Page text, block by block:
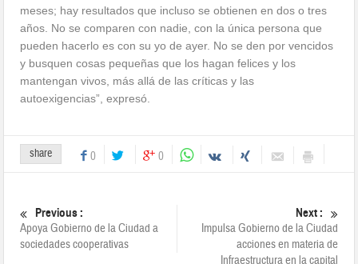
meses; hay resultados que incluso se obtienen en dos o tres
años. No se comparen con nadie, con la única persona que
pueden hacerlo es con su yo de ayer. No se den por vencidos
y busquen cosas pequeñas que los hagan felices y los
mantengan vivos, más allá de las críticas y las
autoexigencias”, expresó.
share 0 0
Previous :
Apoya Gobierno de la Ciudad a
sociedades cooperativas
Next :
Impulsa Gobierno de la Ciudad
acciones en materia de
Infraestructura en la capital